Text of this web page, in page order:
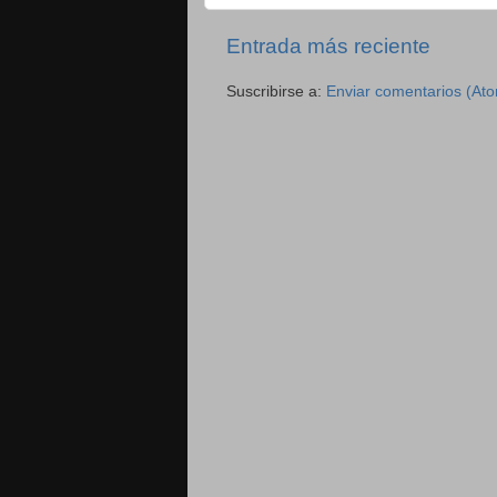
Entrada más reciente
Suscribirse a: Enviar comentarios